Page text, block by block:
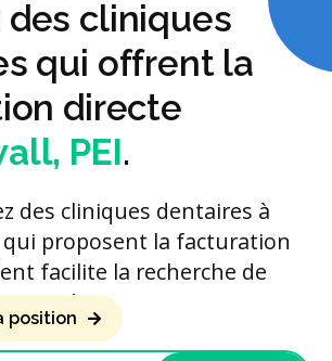
des cliniques
qui offrent la
directe
PEI.
des cliniques dentaires à
qui proposent la facturation
facilite la recherche de
position